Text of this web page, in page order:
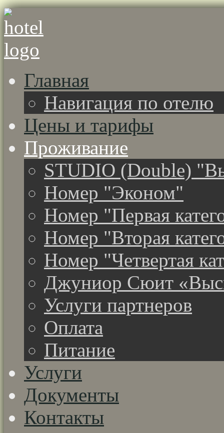
Главная
Навигация по отелю
Цены и тарифы
Проживание
STUDIO (Double)
Номер "Эконом"
Номер "Первая
Номер "Вторая
Номер "Четвертая
Джуниор Сюит
Услуги партнеров
Оплата
Питание
Услуги
Документы
Контакты